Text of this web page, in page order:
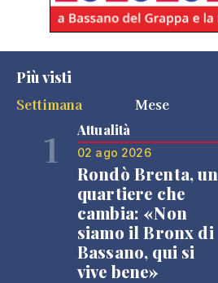
Più visti
Settimana
Mese
1 Attualità
02 ago 2026
Rondò Brenta, un
quartiere che
cambia: «Non
siamo il Bronx di
Bassano, qui si
vive bene»